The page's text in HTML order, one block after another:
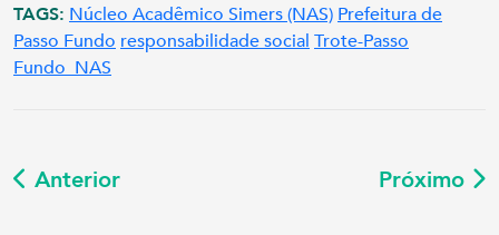
TAGS: Núcleo Acadêmico Simers (NAS) Prefeitura de
Passo Fundo responsabilidade social Trote-Passo
Fundo_NAS
Anterior Próximo